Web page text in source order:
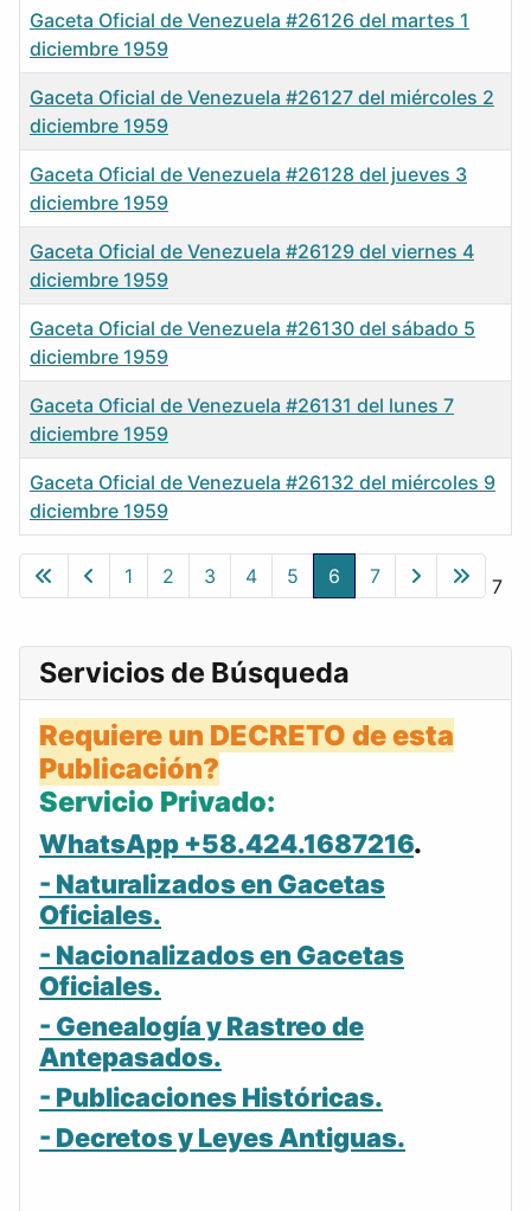
Gacetas
Gaceta Oficial de Venezuela #26126 del martes 1
diciembre 1959
Gaceta Oficial de Venezuela #26127 del miércoles 2
diciembre 1959
Gaceta Oficial de Venezuela #26128 del jueves 3
diciembre 1959
Gaceta Oficial de Venezuela #26129 del viernes 4
diciembre 1959
Gaceta Oficial de Venezuela #26130 del sábado 5
diciembre 1959
Gaceta Oficial de Venezuela #26131 del lunes 7
diciembre 1959
Gaceta Oficial de Venezuela #26132 del miércoles 9
diciembre 1959
Página 6 de 7
1 2 3 4 5 6 7
Servicios de Búsqueda
Requiere un DECRETO de esta
Publicación?
Servicio Privado:
WhatsApp +58.424.1687216.
- Naturalizados en Gacetas
Oficiales.
- Nacionalizados en Gacetas
Oficiales.
- Genealogía y Rastreo de
Antepasados.
- Publicaciones Históricas.
- Decretos y Leyes Antiguas.